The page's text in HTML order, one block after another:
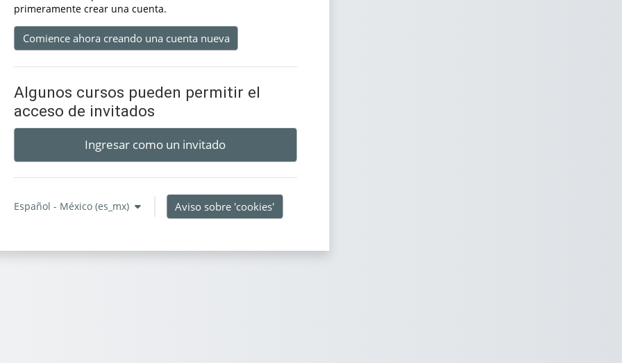
primeramente crear una cuenta.
Comience ahora creando una cuenta nueva
Algunos cursos pueden permitir el
acceso de invitados
Ingresar como un invitado
Español - México ‎(es_mx)‎ Aviso sobre 'cookies'